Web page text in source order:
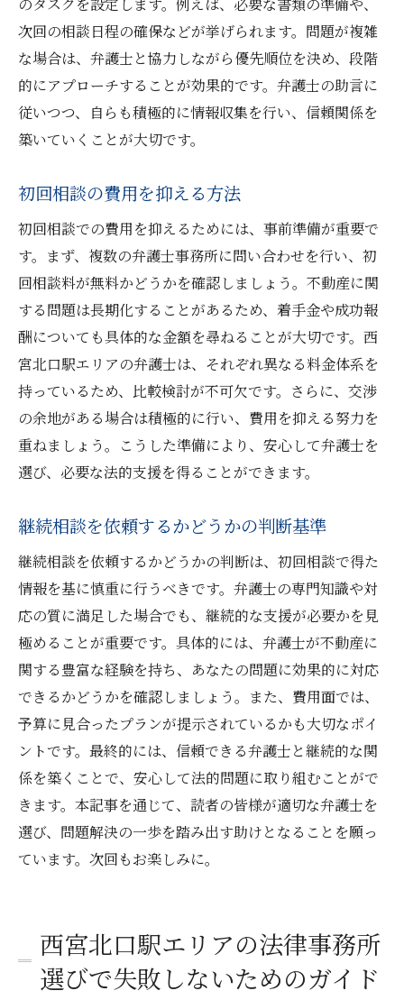
次回の相談日程の確保などが挙げられます。問題が複雑
な場合は、弁護士と協力しながら優先順位を決め、段階
的にアプローチすることが効果的です。弁護士の助言に
従いつつ、自らも積極的に情報収集を行い、信頼関係を
築いていくことが大切です。
初回相談の費用を抑える方法
初回相談での費用を抑えるためには、事前準備が重要で
す。まず、複数の弁護士事務所に問い合わせを行い、初
回相談料が無料かどうかを確認しましょう。不動産に関
する問題は長期化することがあるため、着手金や成功報
酬についても具体的な金額を尋ねることが大切です。西
宮北口駅エリアの弁護士は、それぞれ異なる料金体系を
持っているため、比較検討が不可欠です。さらに、交渉
の余地がある場合は積極的に行い、費用を抑える努力を
重ねましょう。こうした準備により、安心して弁護士を
選び、必要な法的支援を得ることができます。
継続相談を依頼するかどうかの判断基準
継続相談を依頼するかどうかの判断は、初回相談で得た
情報を基に慎重に行うべきです。弁護士の専門知識や対
応の質に満足した場合でも、継続的な支援が必要かを見
極めることが重要です。具体的には、弁護士が不動産に
関する豊富な経験を持ち、あなたの問題に効果的に対応
できるかどうかを確認しましょう。また、費用面では、
予算に見合ったプランが提示されているかも大切なポイ
ントです。最終的には、信頼できる弁護士と継続的な関
係を築くことで、安心して法的問題に取り組むことがで
きます。本記事を通じて、読者の皆様が適切な弁護士を
選び、問題解決の一歩を踏み出す助けとなることを願っ
ています。次回もお楽しみに。
西宮北口駅エリアの法律事務所
選びで失敗しないためのガイド